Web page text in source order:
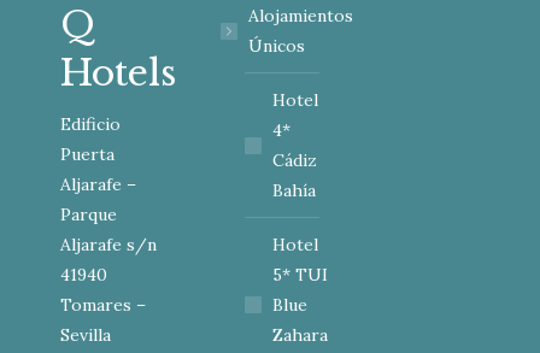
Q
Hotels
Edificio
Puerta
Aljarafe –
Parque
Aljarafe s/n
41940
Tomares –
Sevilla
Alojamientos
Únicos
Hotel
4*
Cádiz
Bahía
Hotel
5* TUI
Blue
Zahara